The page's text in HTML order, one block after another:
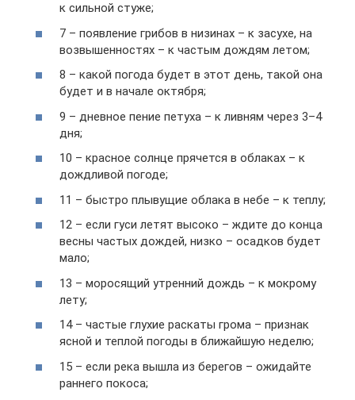
к сильной стуже;
7 – появление грибов в низинах – к засухе, на
возвышенностях – к частым дождям летом;
8 – какой погода будет в этот день, такой она
будет и в начале октября;
9 – дневное пение петуха – к ливням через 3–4
дня;
10 – красное солнце прячется в облаках – к
дождливой погоде;
11 – быстро плывущие облака в небе – к теплу;
12 – если гуси летят высоко – ждите до конца
весны частых дождей, низко – осадков будет
мало;
13 – моросящий утренний дождь – к мокрому
лету;
14 – частые глухие раскаты грома – признак
ясной и теплой погоды в ближайшую неделю;
15 – если река вышла из берегов – ожидайте
раннего покоса;